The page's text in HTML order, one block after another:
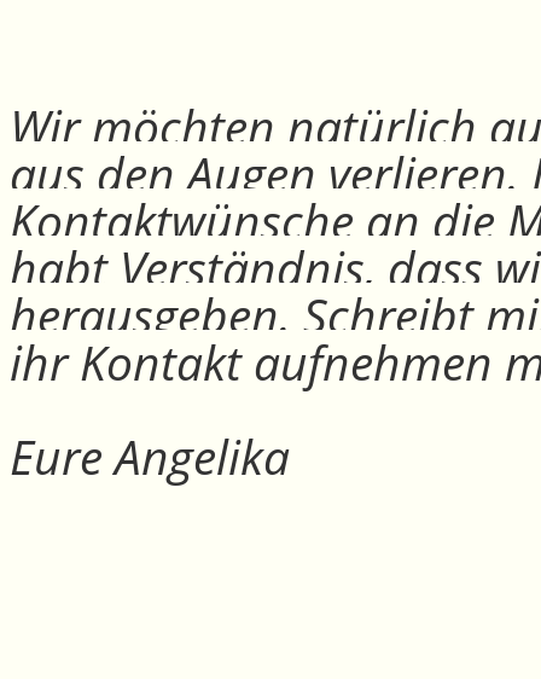
Wir möchten natürlich
aus den Augen
Kontaktwünsche an die
habt Verständnis, dass
herausgeben. Schreibt
ihr Kontakt aufnehmen
Eure Angelika